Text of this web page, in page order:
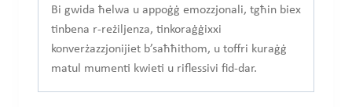
Bi gwida ħelwa u appoġġ emozzjonali, tgħin biex
tinbena r-reżiljenza, tinkoraġġixxi
konverżazzjonijiet b’saħħithom, u toffri kuraġġ
matul mumenti kwieti u riflessivi fid-dar.